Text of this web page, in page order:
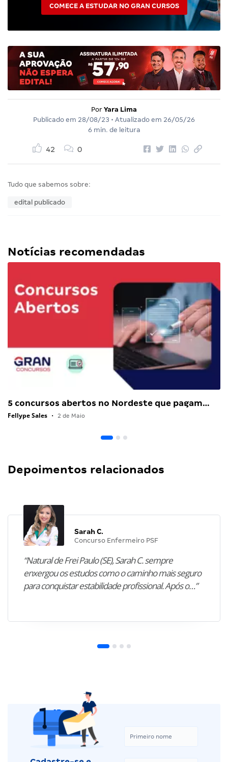
COMECE A ESTUDAR NO GRAN CURSOS
Por Yara Lima
Publicado em 28/08/23 • Atualizado em 26/05/26
6 min. de leitura
42 0
Tudo que sabemos sobre:
edital publicado
Notícias recomendadas
5 concursos abertos no Nordeste que pagam…
Fellype Sales • 2 de Maio
Depoimentos relacionados
Sarah C.
Concurso Enfermeiro PSF
“Natural de Frei Paulo (SE), Sarah C. sempre
enxergou os estudos como o caminho mais seguro
para conquistar estabilidade profissional. Após o…”